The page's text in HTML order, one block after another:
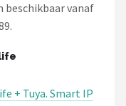
vanaf
+ Tuya. Smart IP